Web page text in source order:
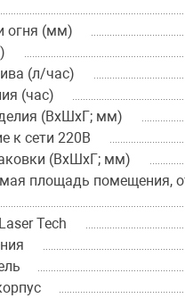
огня (мм)
(л/час)
(час)
(ВхШхГ; мм)
к сети 220В
(ВхШхГ; мм)
площадь помещения,
Tech